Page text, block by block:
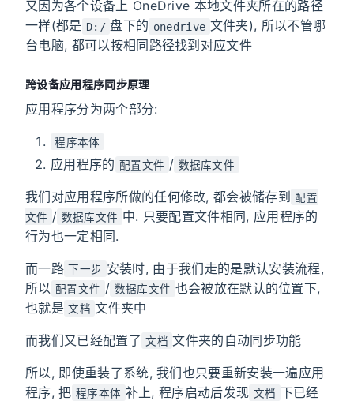
又因为各个设备上 OneDrive 本地文件夹所在的路径
一样(都是 D:/ 盘下的 onedrive 文件夹), 所以不管哪
台电脑, 都可以按相同路径找到对应文件
跨设备应用程序同步原理
应用程序分为两个部分:
程序本体
应用程序的 配置文件 / 数据库文件
我们对应用程序所做的任何修改, 都会被储存到 配置
文件 / 数据库文件 中. 只要配置文件相同, 应用程序的
行为也一定相同.
而一路 下一步 安装时, 由于我们走的是默认安装流程,
所以 配置文件 / 数据库文件 也会被放在默认的位置下,
也就是 文档 文件夹中
而我们又已经配置了 文档 文件夹的自动同步功能
所以, 即使重装了系统, 我们也只要重新安装一遍应用
程序, 把 程序本体 补上, 程序启动后发现 文档 下已经